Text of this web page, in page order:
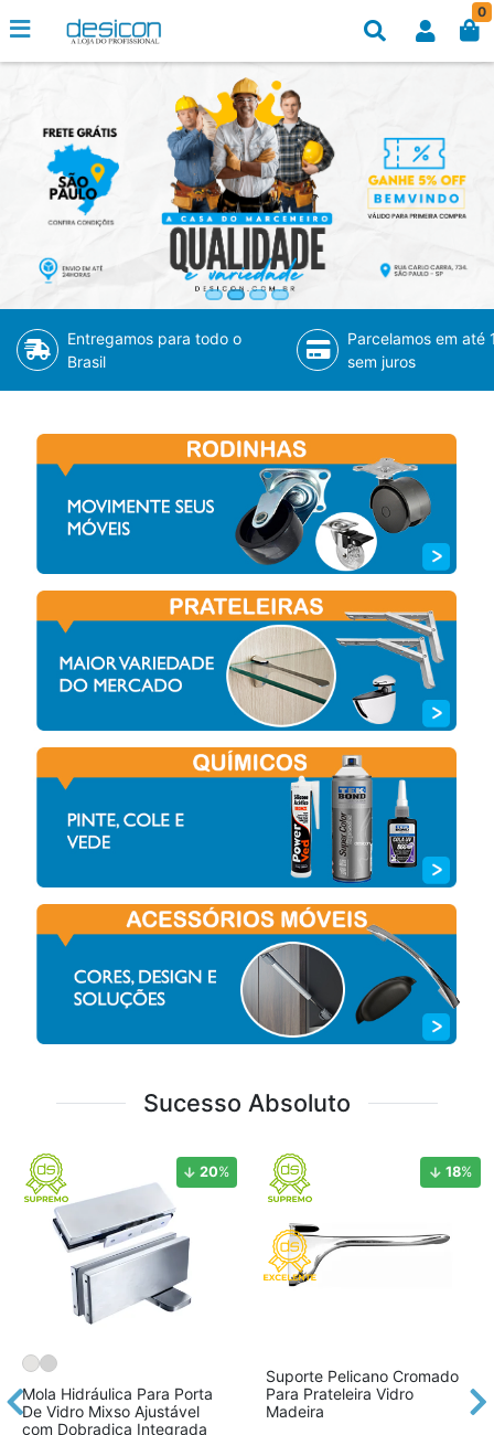
0
Entregamos para todo o
Brasil
Parcelamos em até
sem juros
Sucesso Absoluto
20%
Mola Hidráulica Para Porta
De Vidro Mixso Ajustável
com Dobradiça Integrada
18%
Suporte Pelicano Cromado
Para Prateleira Vidro
Madeira